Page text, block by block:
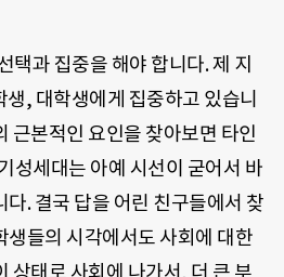
택과 집중을 해야 합니다. 제 지
, 대학생에게 집중하고 있습니
근본적인 요인을 찾아보면 타인
성세대는 아예 시선이 굳어서 바
. 결국 답을 어린 친구들에서 찾
생들의 시각에서도 사회에 대한